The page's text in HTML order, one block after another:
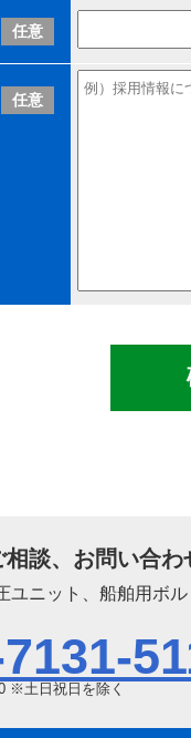
任意
任意
相談、お問い合
ユニット、船舶用ボ
※土日祝日を除く